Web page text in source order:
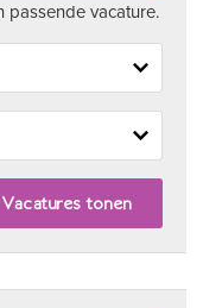
passende vacature.